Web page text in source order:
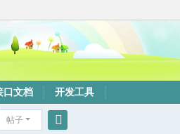
口文档 开发工具
帖子